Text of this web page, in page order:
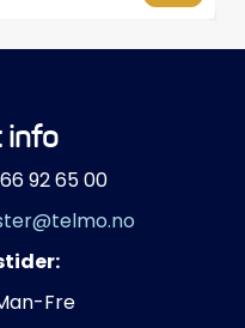
info
92 65 00
Fre